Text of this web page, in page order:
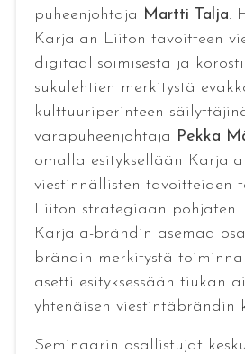
puheenjohtaja Martti Talja.
Karjalan Liiton tavoitteen
digitaalisoimisesta ja
sukulehtien merkitystä
kulttuuriperinteen
varapuheenjohtaja Pekka
omalla esityksellään
viestinnällisten tavoitteiden
Liiton strategiaan pohjaten.
Karjala-brändin asemaa
brändin merkitystä
asetti esityksessään tiukan
yhtenäisen viestintäbrändin
Seminaarin osallistujat